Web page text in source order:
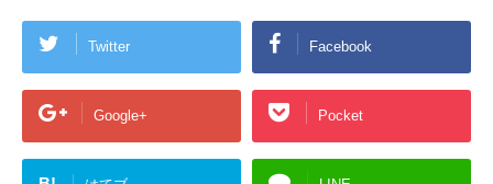
Twitter Facebook
Google+ Pocket